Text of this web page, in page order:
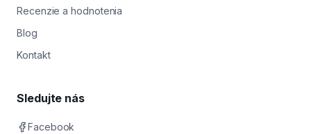
Recenzie a hodnotenia
Blog
Kontakt
Sledujte nás
Facebook